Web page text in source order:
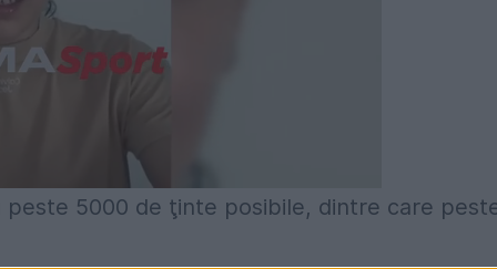
5000 de ţinte posibile, dintre care